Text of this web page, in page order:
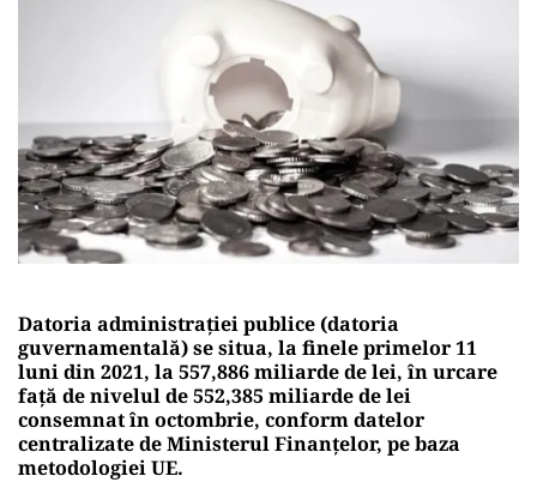
Datoria administraţiei publice (datoria
guvernamentală) se situa, la finele primelor 11
luni din 2021, la 557,886 miliarde de lei, în urcare
faţă de nivelul de 552,385 miliarde de lei
consemnat în octombrie, conform datelor
centralizate de Ministerul Finanţelor, pe baza
metodologiei UE.